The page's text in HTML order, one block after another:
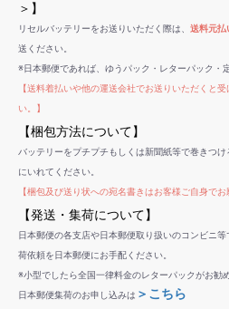
＞】
リセルバッテリーをお送りいただく際は、 送料元払
送ください。
※日本郵便であれば、ゆうパック・レターパック・
【送料着払いや他の運送会社でお送りいただくと
い。】
【梱包方法について】
バッテリーをプチプチもしくは新聞紙等で巻きつ
にいれてください。
【梱包及び送り状への宛名書きはお客様ご自身でお
【発送・集荷について】
日本郵便の各支店や日本郵便取り扱いのコンビニ
荷依頼を日本郵便にお手配ください。
※小型でしたら全国一律料金のレターパックがお勧
日本郵便集荷のお申し込みは ＞こちら